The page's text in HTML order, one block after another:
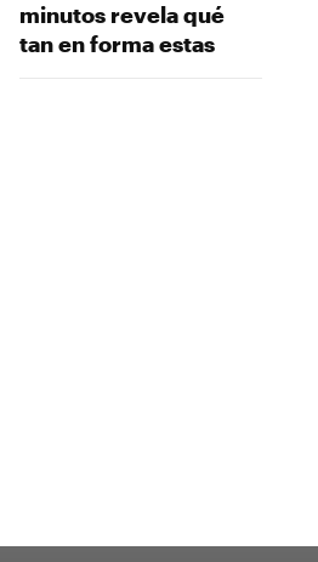
minutos revela qué
tan en forma estas